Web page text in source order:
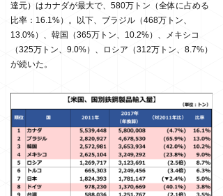
達元）はカナダが最大で、580万トン（全体に占める
比率：16.1%）。以下、ブラジル（468万トン、
13.0%）、韓国（365万トン、10.2%）、メキシコ
（325万トン、9.0%）、ロシア（312万トン、8.7%）
が続いた。